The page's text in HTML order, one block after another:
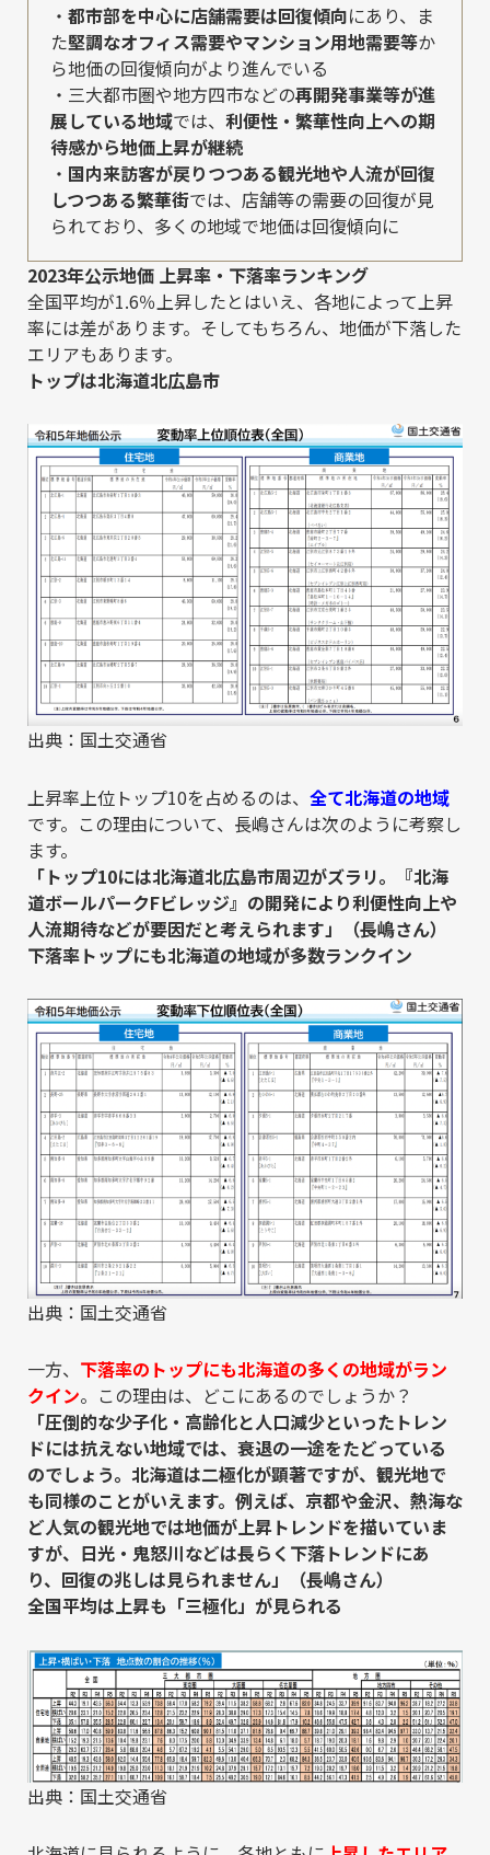
・ 都市部を中心に店舗需要は回復傾向にあり、ま
た堅調なオフィス需要やマンション用地需要等か
ら地価の回復傾向がより進んでいる
・三大都市圏や地方四市などの再開発事業等が進
展している地域では、 利便性・繁華性向上への期
待感から地価上昇が継続
・ 国内来訪客が戻りつつある観光地や人流が回復
しつつある繁華街では、店舗等の需要の回復が見
られており、多くの地域で地価は回復傾向に
2023年公示地価 上昇率・下落率ランキング
全国平均が1.6％上昇したとはいえ、各地によって上昇
率には差があります。そしてもちろん、地価が下落した
エリアもあります。
トップは北海道北広島市
出典：国土交通省
上昇率上位トップ10を占めるのは、 全て北海道の地域
です。この理由について、長嶋さんは次のように考察し
ます。
「トップ10には北海道北広島市周辺がズラリ。『北海
道ボールパークFビレッジ』の開発により利便性向上や
人流期待などが要因だと考えられます」
（長嶋さん）
下落率トップにも北海道の地域が多数ランクイン
出典：国土交通省
一方、 下落率のトップにも北海道の多くの地域がラン
クイン。この理由は、どこにあるのでしょうか？
「圧倒的な少子化・高齢化と人口減少といったトレン
ドには抗えない地域では、衰退の一途をたどっている
のでしょう。北海道は二極化が顕著ですが、観光地で
も同様のことがいえます。例えば、京都や金沢、熱海な
ど人気の観光地では地価が上昇トレンドを描いていま
すが、日光・鬼怒川などは長らく下落トレンドにあ
り、回復の兆しは見られません」（長嶋さん）
全国平均は上昇も「三極化」が見られる
出典：国土交通省